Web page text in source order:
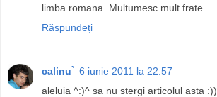
limba romana. Multumesc mult frate.
Răspundeți
calinu` 6 iunie 2011 la 22:57
aleluia ^:)^ sa nu stergi articolul asta